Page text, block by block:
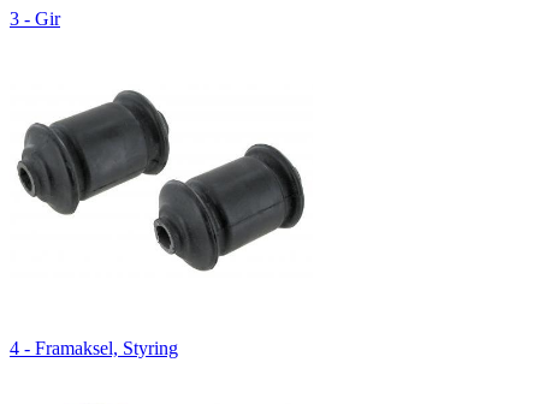
3 - Gir
4 - Framaksel, Styring